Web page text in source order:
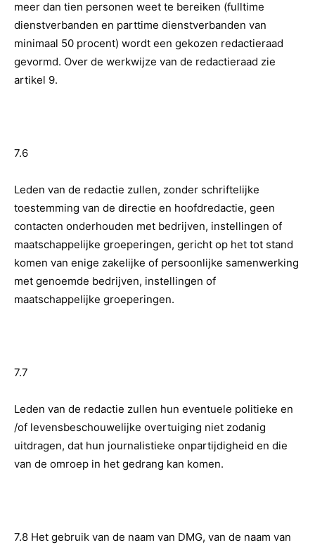
meer dan tien personen weet te bereiken (fulltime
dienstverbanden en parttime dienstverbanden van
minimaal 50 procent) wordt een gekozen redactieraad
gevormd. Over de werkwijze van de redactieraad zie
artikel 9.
7.6
Leden van de redactie zullen, zonder schriftelijke
toestemming van de directie en hoofdredactie, geen
contacten onderhouden met bedrijven, instellingen of
maatschappelijke groeperingen, gericht op het tot stand
komen van enige zakelijke of persoonlijke samenwerking
met genoemde bedrijven, instellingen of
maatschappelijke groeperingen.
7.7
Leden van de redactie zullen hun eventuele politieke en
/of levensbeschouwelijke overtuiging niet zodanig
uitdragen, dat hun journalistieke onpartijdigheid en die
van de omroep in het gedrang kan komen.
7.8 Het gebruik van de naam van DMG, van de naam van